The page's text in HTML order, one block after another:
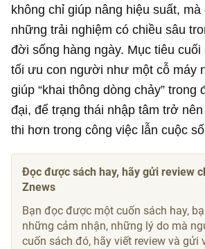
không chỉ giúp nâng hiệu suất,
những trải nghiệm có chiều sâu
đời sống hàng ngày. Mục tiêu cuối
tối ưu con người như một cỗ máy
giúp “khai thông dòng chảy” trong
đại, để trạng thái nhập tâm trở
thi hơn trong công việc lẫn cuộc
Đọc được sách hay, hãy gửi review
Znews
Bạn đọc được một cuốn sách hay,
những cảm nhận, những lý do mà
cuốn sách đó, hãy viết review và gửi